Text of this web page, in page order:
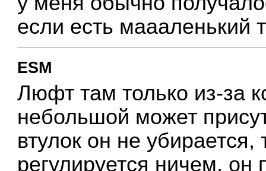
если есть маааленький
ESM
Люфт там только из-за
небольшой может
втулок он не
регулируется ничем, он